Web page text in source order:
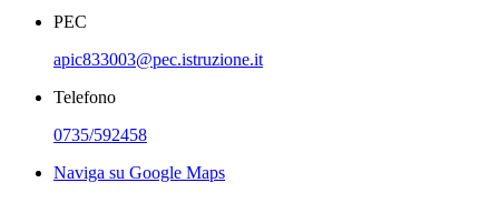
PEC
apic833003@pec.istruzione.it
Telefono
0735/592458
Naviga su Google Maps